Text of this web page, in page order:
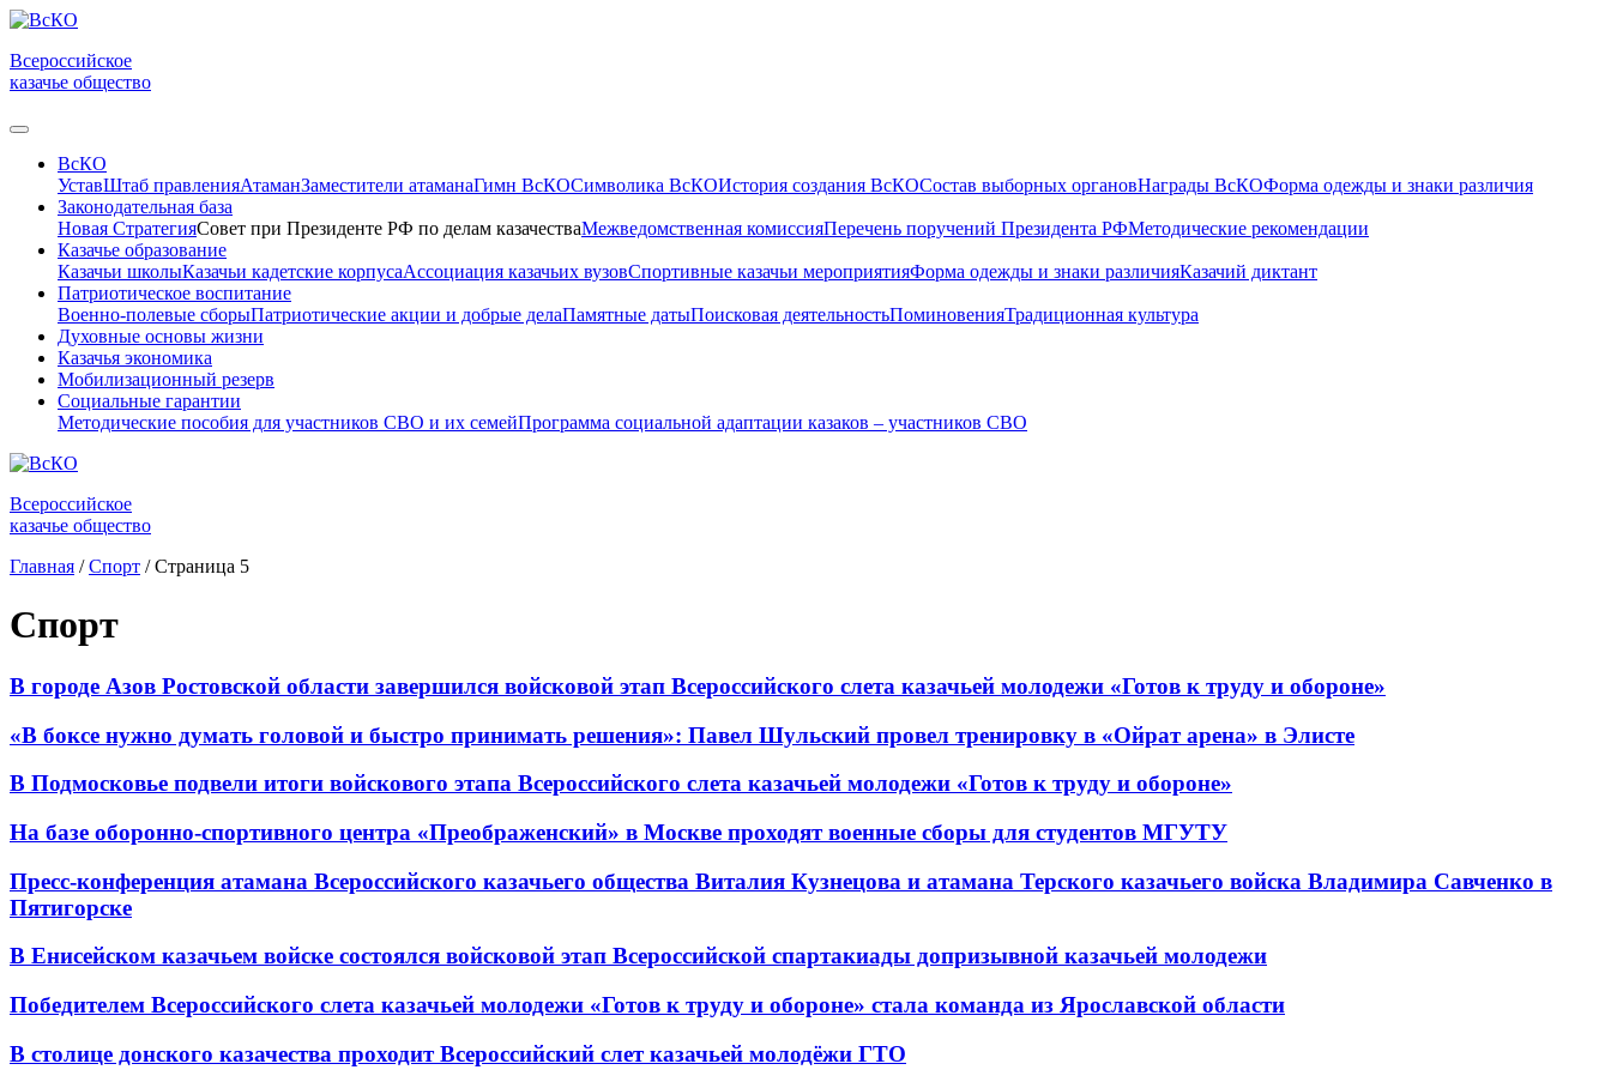
Всероссийское
казачье общество
ВсКО
УставШтаб правленияАтаманЗаместители атаманаГимн ВсКОСимволика ВсКОИстория создания ВсКОСостав выборных органовНаграды ВсКОФорма одежды и знаки различия
Законодательная база
Новая СтратегияСовет при Президенте РФ по делам казачестваМежведомственная комиссияПеречень поручений Президента РФМетодические рекомендации
Казачье образование
Казачьи школыКазачьи кадетские корпусаАссоциация казачьих вузовСпортивные казачьи мероприятияФорма одежды и знаки различияКазачий диктант
Патриотическое воспитание
Военно-полевые сборыПатриотические акции и добрые делаПамятные датыПоисковая деятельностьПоминовенияТрадиционная культура
Духовные основы жизни
Казачья экономика
Мобилизационный резерв
Социальные гарантии
Методические пособия для участников СВО и их семейПрограмма социальной адаптации казаков – участников СВО
Всероссийское
казачье общество
Главная / Спорт /Страница 5
Спорт
В городе Азов Ростовской области завершился войсковой этап Всероссийского слета казачьей молодежи «Готов к труду и обороне»
«В боксе нужно думать головой и быстро принимать решения»: Павел Шульский провел тренировку в «Ойрат арена» в Элисте
В Подмосковье подвели итоги войскового этапа Всероссийского слета казачьей молодежи «Готов к труду и обороне»
На базе оборонно-спортивного центра «Преображенский» в Москве проходят военные сборы для студентов МГУТУ
Пресс-конференция атамана Всероссийского казачьего общества Виталия Кузнецова и атамана Терского казачьего войска Владимира Савченко в
Пятигорске
В Енисейском казачьем войске состоялся войсковой этап Всероссийской спартакиады допризывной казачьей молодежи
Победителем Всероссийского слета казачьей молодежи «Готов к труду и обороне» стала команда из Ярославской области
В столице донского казачества проходит Всероссийский слет казачьей молодёжи ГТО